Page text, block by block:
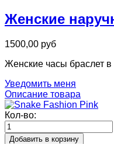
Женские
1500,00 руб
Женские часы браслет в
Уведомить меня
Описание товара
Кол-во: